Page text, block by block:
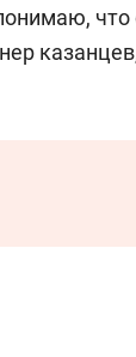
что